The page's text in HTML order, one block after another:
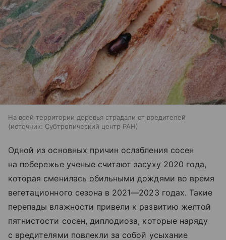
На всей территории деревья страдали от вредителей
источник: Субтропический центр РАН
Одной из основных причин ослабления сосен
на побережье ученые считают засуху 2020 года,
которая сменилась обильными дождями во время
вегетационного сезона в 2021—2023 годах. Такие
перепады влажности привели к развитию желтой
пятнистости сосен, диплодиоза, которые наряду
с вредителями повлекли за собой усыхание